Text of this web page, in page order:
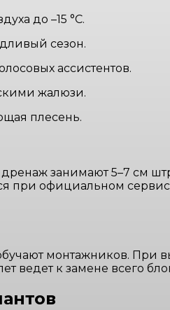
до –15 °C.
сезон.
ассистентов.
жалюзи.
плесень.
занимают 5–7 см
при официальном
монтажников.
ведет к замене всего